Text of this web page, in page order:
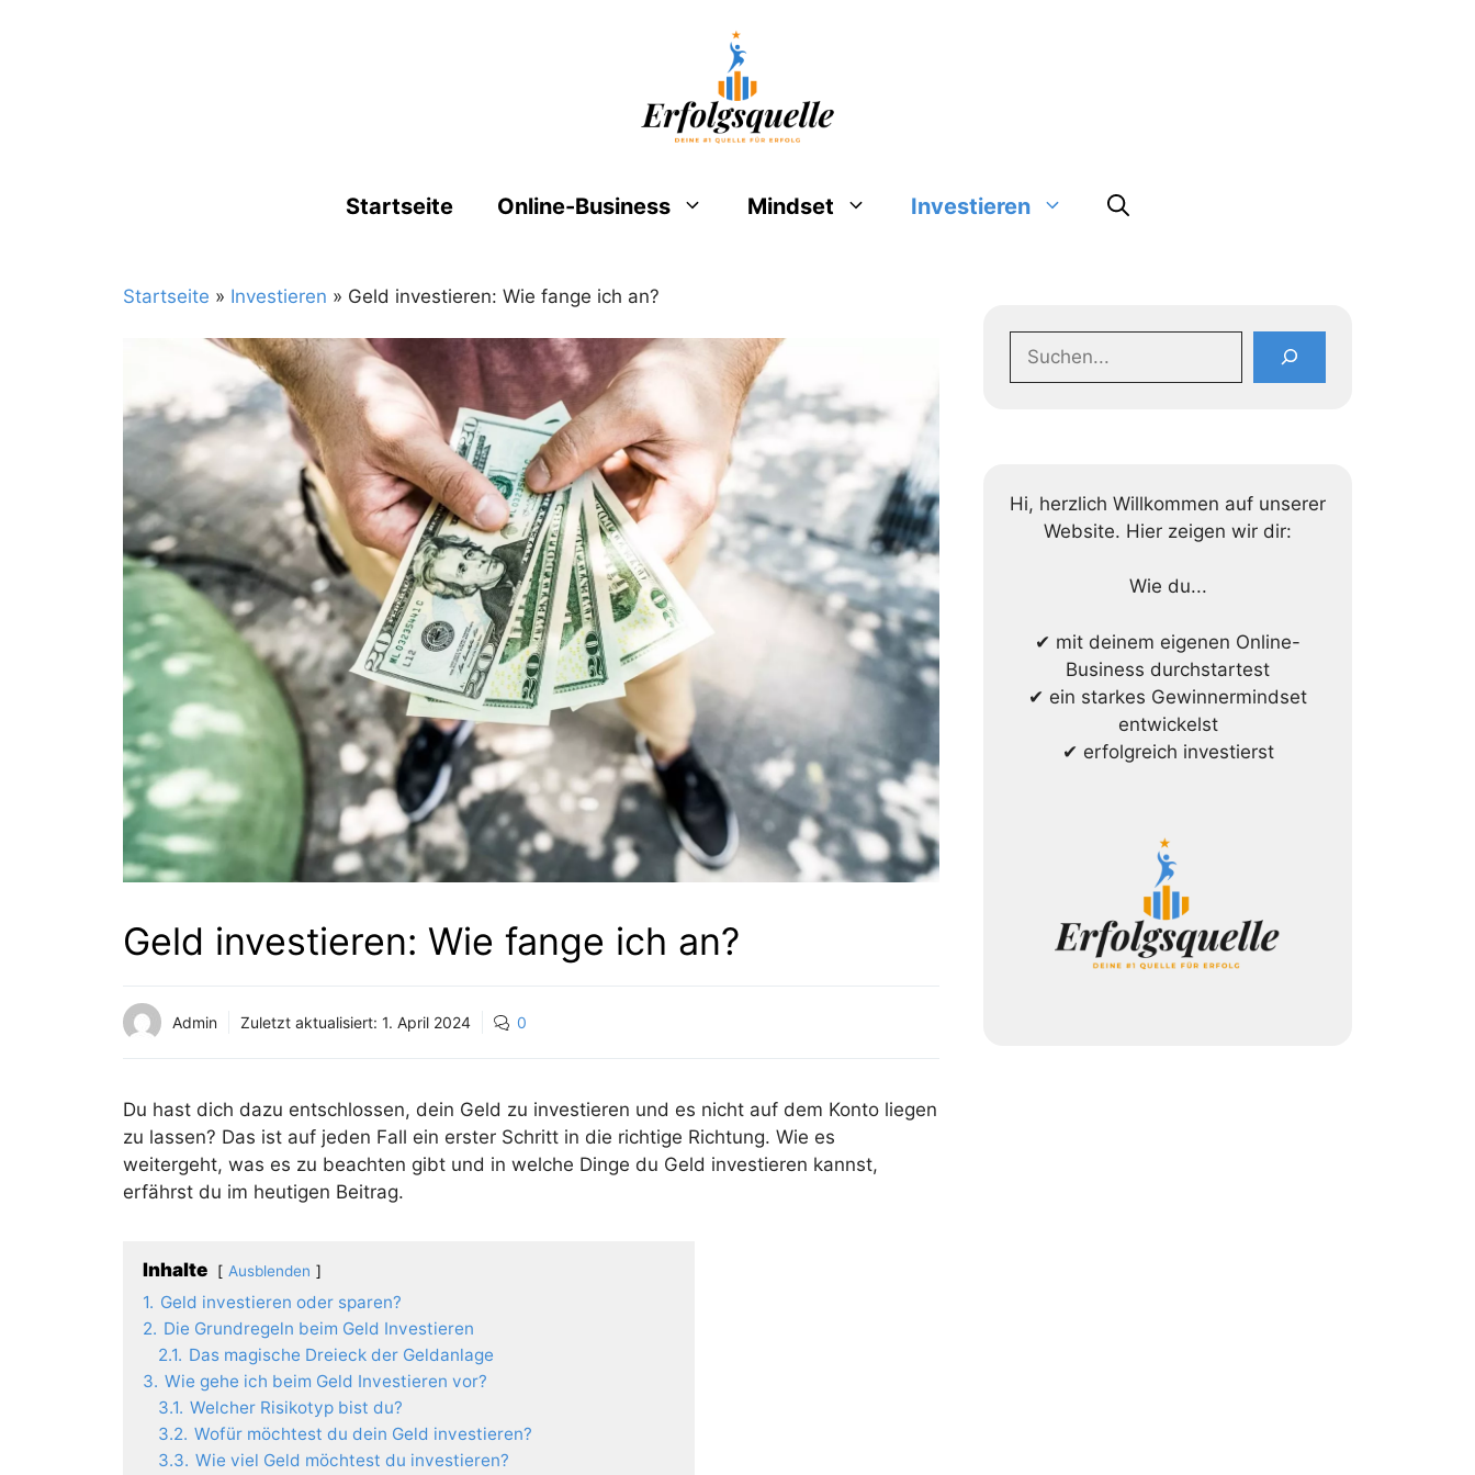
Startseite Online-Business Mindset Investieren
Startseite » Investieren » Geld investieren: Wie fange ich an?
Geld investieren: Wie fange ich an?
Admin Zuletzt aktualisiert: 1. April 2024 0
Du hast dich dazu entschlossen, dein Geld zu investieren und es nicht auf dem Konto liegen
zu lassen? Das ist auf jeden Fall ein erster Schritt in die richtige Richtung. Wie es
weitergeht, was es zu beachten gibt und in welche Dinge du Geld investieren kannst,
erfährst du im heutigen Beitrag.
Inhalte Ausblenden
1. Geld investieren oder sparen?
2. Die Grundregeln beim Geld Investieren
2.1. Das magische Dreieck der Geldanlage
3. Wie gehe ich beim Geld Investieren vor?
3.1. Welcher Risikotyp bist du?
3.2. Wofür möchtest du dein Geld investieren?
3.3. Wie viel Geld möchtest du investieren?
Hi, herzlich Willkommen auf unserer
Website. Hier zeigen wir dir:
Wie du...
✔ mit deinem eigenen Online-
Business durchstartest
✔ ein starkes Gewinnermindset
entwickelst
✔ erfolgreich investierst